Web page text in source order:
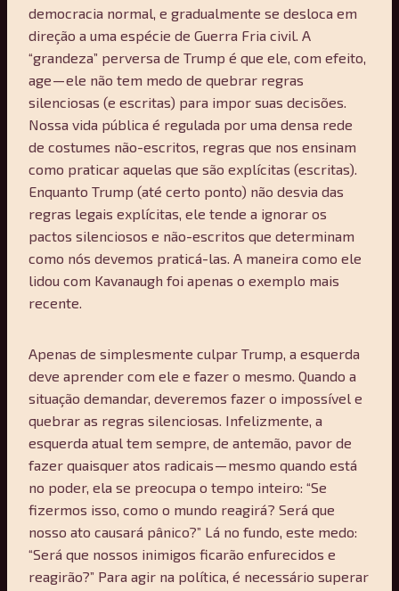
democracia normal, e gradualmente se desloca em
direção a uma espécie de Guerra Fria civil. A
“grandeza” perversa de Trump é que ele, com efeito,
age — ele não tem medo de quebrar regras
silenciosas (e escritas) para impor suas decisões.
Nossa vida pública é regulada por uma densa rede
de costumes não-escritos, regras que nos ensinam
como praticar aquelas que são explícitas (escritas).
Enquanto Trump (até certo ponto) não desvia das
regras legais explícitas, ele tende a ignorar os
pactos silenciosos e não-escritos que determinam
como nós devemos praticá-las. A maneira como ele
lidou com Kavanaugh foi apenas o exemplo mais
recente.
Apenas de simplesmente culpar Trump, a esquerda
deve aprender com ele e fazer o mesmo. Quando a
situação demandar, deveremos fazer o impossível e
quebrar as regras silenciosas. Infelizmente, a
esquerda atual tem sempre, de antemão, pavor de
fazer quaisquer atos radicais — mesmo quando está
no poder, ela se preocupa o tempo inteiro: “Se
fizermos isso, como o mundo reagirá? Será que
nosso ato causará pânico?” Lá no fundo, este medo:
“Será que nossos inimigos ficarão enfurecidos e
reagirão?” Para agir na política, é necessário superar